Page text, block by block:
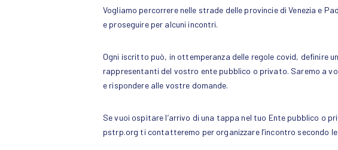
Vogliamo percorrere nelle strade delle provincie di Venezia e
e proseguire per alcuni incontri.
Ogni iscritto può, in ottemperanza delle regole covid, definire
rappresentanti del vostro ente pubblico o privato. Saremo a
e rispondere alle vostre domande.
Se vuoi ospitare l’arrivo di una tappa nel tuo Ente pubblico o
pstrp.org ti contatteremo per organizzare l’incontro secondo